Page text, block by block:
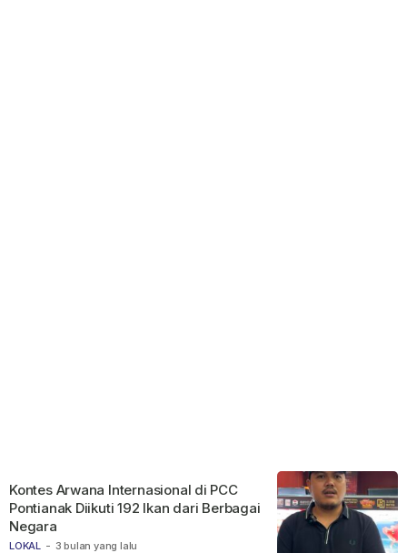
LOKAL - 3 bulan yang lalu
Kontes Arwana Internasional di PCC
Pontianak Diikuti 192 Ikan dari Berbagai
Negara